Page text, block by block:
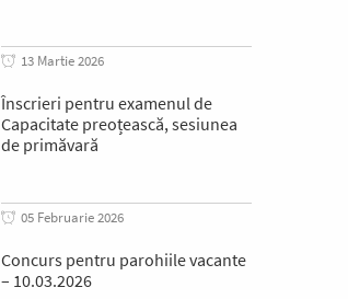
13 Martie 2026
Înscrieri pentru examenul de
Capacitate preoțească, sesiunea
de primăvară
05 Februarie 2026
Concurs pentru parohiile vacante
– 10.03.2026